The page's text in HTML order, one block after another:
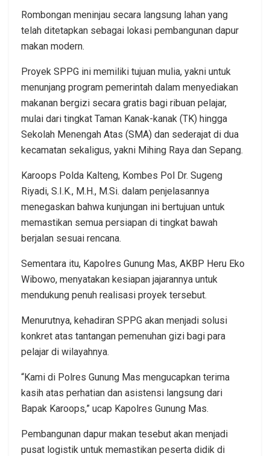
Rombongan meninjau secara langsung lahan yang
telah ditetapkan sebagai lokasi pembangunan dapur
makan modern.
Proyek SPPG ini memiliki tujuan mulia, yakni untuk
menunjang program pemerintah dalam menyediakan
makanan bergizi secara gratis bagi ribuan pelajar,
mulai dari tingkat Taman Kanak-kanak (TK) hingga
Sekolah Menengah Atas (SMA) dan sederajat di dua
kecamatan sekaligus, yakni Mihing Raya dan Sepang.
Karoops Polda Kalteng, Kombes Pol Dr. Sugeng
Riyadi, S.I.K., M.H., M.Si. dalam penjelasannya
menegaskan bahwa kunjungan ini bertujuan untuk
memastikan semua persiapan di tingkat bawah
berjalan sesuai rencana.
Sementara itu, Kapolres Gunung Mas, AKBP Heru Eko
Wibowo, menyatakan kesiapan jajarannya untuk
mendukung penuh realisasi proyek tersebut.
Menurutnya, kehadiran SPPG akan menjadi solusi
konkret atas tantangan pemenuhan gizi bagi para
pelajar di wilayahnya.
“Kami di Polres Gunung Mas mengucapkan terima
kasih atas perhatian dan asistensi langsung dari
Bapak Karoops,” ucap Kapolres Gunung Mas.
Pembangunan dapur makan tesebut akan menjadi
pusat logistik untuk memastikan peserta didik di